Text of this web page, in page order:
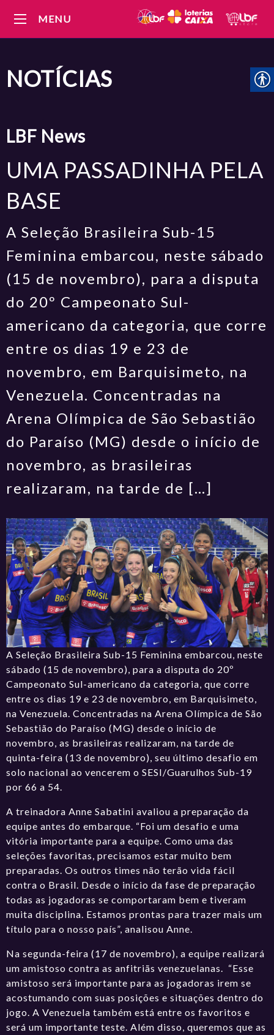
MENU
NOTÍCIAS
LBF News
UMA PASSADINHA PELA
BASE
A Seleção Brasileira Sub-15
Feminina embarcou, neste sábado
(15 de novembro), para a disputa
do 20º Campeonato Sul-
americano da categoria, que corre
entre os dias 19 e 23 de
novembro, em Barquisimeto, na
Venezuela. Concentradas na
Arena Olímpica de São Sebastião
do Paraíso (MG) desde o início de
novembro, as brasileiras
realizaram, na tarde de […]
A Seleção Brasileira Sub-15 Feminina embarcou, neste
sábado (15 de novembro), para a disputa do 20º
Campeonato Sul-americano da categoria, que corre
entre os dias 19 e 23 de novembro, em Barquisimeto,
na Venezuela. Concentradas na Arena Olímpica de São
Sebastião do Paraíso (MG) desde o início de
novembro, as brasileiras realizaram, na tarde de
quinta-feira (13 de novembro), seu último desafio em
solo nacional ao vencerem o SESI/Guarulhos Sub-19
por 66 a 54.
A treinadora Anne Sabatini avaliou a preparação da
equipe antes do embarque. “Foi um desafio e uma
vitória importante para a equipe. Como uma das
seleções favoritas, precisamos estar muito bem
preparadas. Os outros times não terão vida fácil
contra o Brasil. Desde o início da fase de preparação
todas as jogadoras se comportaram bem e tiveram
muita disciplina. Estamos prontas para trazer mais um
título para o nosso país”, analisou Anne.
Na segunda-feira (17 de novembro), a equipe realizará
um amistoso contra as anfitriãs venezuelanas. “Esse
amistoso será importante para as jogadoras irem se
acostumando com suas posições e situações dentro do
jogo. A Venezuela também está entre os favoritos e
será um importante teste. Além disso, queremos que as